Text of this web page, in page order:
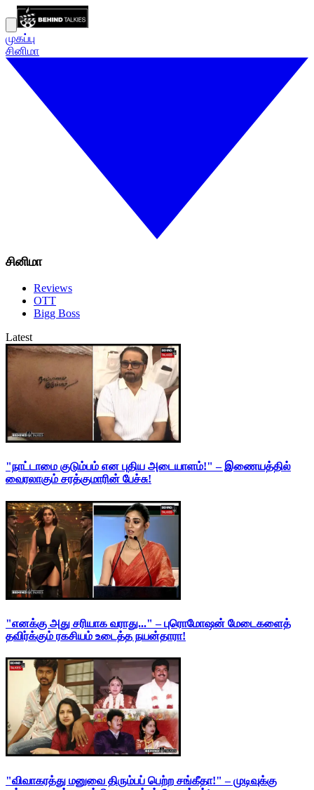
முகப்பு
சினிமா
சினிமா
Reviews
OTT
Bigg Boss
Latest
"நாட்டாமை குடும்பம் என புதிய அடையாளம்!" – இணையத்தில்
வைரலாகும் சரத்குமாரின் பேச்சு!
"எனக்கு அது சரியாக வராது..." – புரொமோஷன் மேடைகளைத்
தவிர்க்கும் ரகசியம் உடைத்த நயன்தாரா!
"விவாகரத்து மனுவை திரும்பப் பெற்ற சங்கீதா!" – முடிவுக்கு